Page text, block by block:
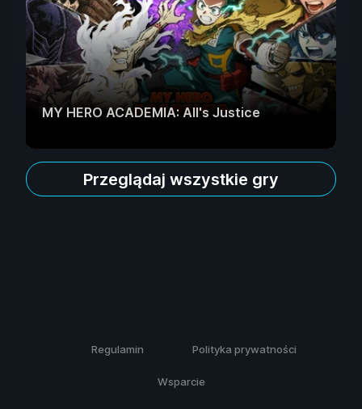
MY HERO ACADEMIA: All's Justice
Przeglądaj wszystkie gry
Regulamin Polityka prywatności
Wsparcie